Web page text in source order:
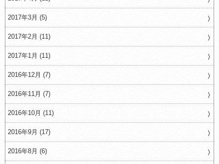
2017年3月 (5)
2017年2月 (11)
2017年1月 (11)
2016年12月 (7)
2016年11月 (7)
2016年10月 (11)
2016年9月 (17)
2016年8月 (6)